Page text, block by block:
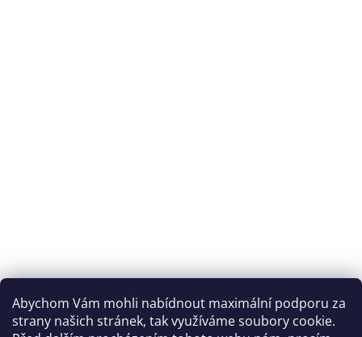
Abychom Vám mohli nabídnout maximální podporu za
strany našich stránek, tak využíváme soubory cookie.